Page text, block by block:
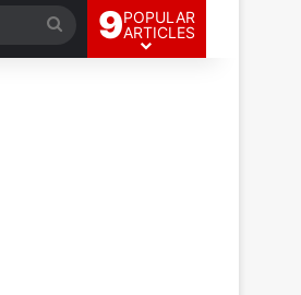
Search
for
9POPULAR
ARTICLES